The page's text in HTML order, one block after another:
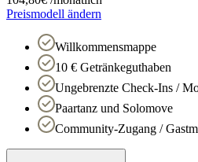
Preismodell ändern
Willkommensmappe
10 € Getränkeguthaben
Ungebrenzte Check-Ins /
Paartanz und Solomove
Community-Zugang /